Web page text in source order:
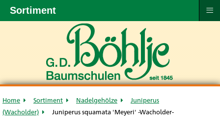
Home Sortiment Nadelgehölze
Juniperus
(Wacholder)
Juniperus squamata 'Meyeri' -Wacholder-
Sortiment ≡